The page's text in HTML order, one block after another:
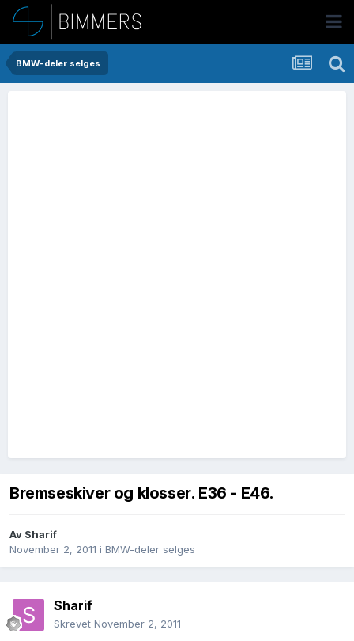
BMW-deler selges
Bremseskiver og klosser. E36 - E46.
Av Sharif
November 2, 2011 i BMW-deler selges
Sharif
Skrevet November 2, 2011